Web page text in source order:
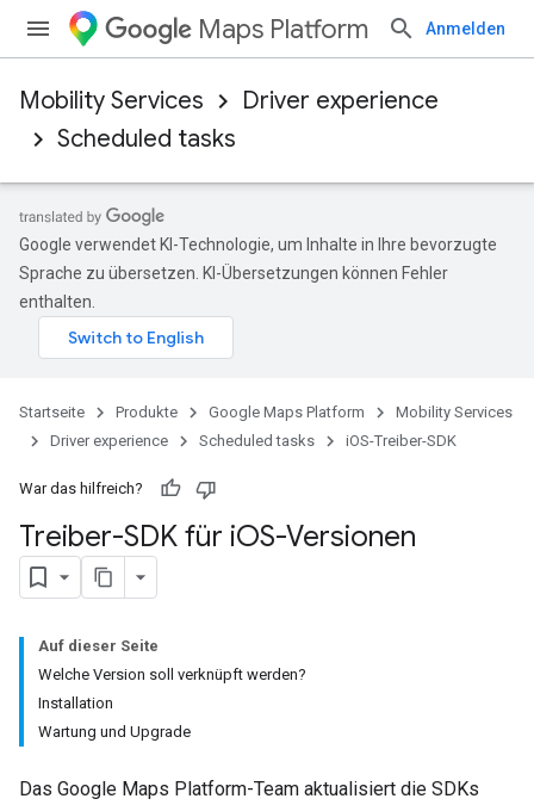
Maps Platform Anmelden
Mobility Services
Driver experience
Scheduled tasks
Google verwendet KI-Technologie, um Inhalte in Ihre bevorzugte
Sprache zu übersetzen. KI-Übersetzungen können Fehler
enthalten.
Startseite Produkte Google Maps Platform
Mobility Services
Driver experience
Scheduled tasks iOS-Treiber-SDK
War das hilfreich?
Treiber-SDK für iOS-Versionen
Auf dieser Seite
Welche Version soll verknüpft werden?
Installation
Wartung und Upgrade
Das Google Maps Platform-Team aktualisiert die SDKs